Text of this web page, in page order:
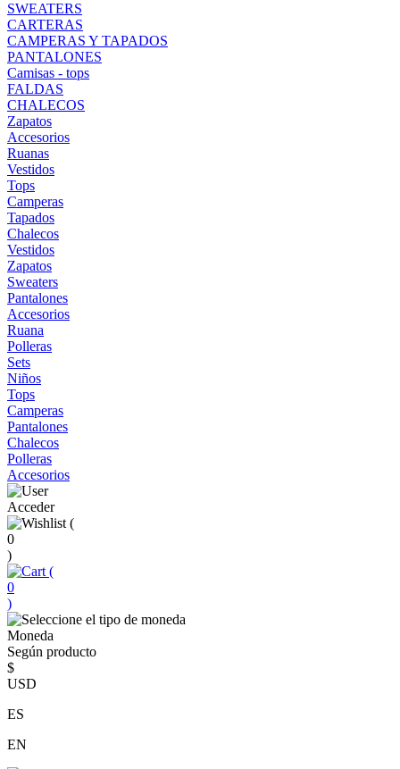
SWEATERS
CARTERAS
CAMPERAS Y TAPADOS
PANTALONES
Camisas - tops
FALDAS
CHALECOS
Zapatos
Accesorios
Ruanas
Vestidos
Tops
Camperas
Tapados
Chalecos
Vestidos
Zapatos
Sweaters
Pantalones
Accesorios
Ruana
Polleras
Sets
Niños
Tops
Camperas
Pantalones
Chalecos
Polleras
Accesorios
Acceder
(
0
)
(
0
)
Moneda
Según producto
$
USD
ES
EN